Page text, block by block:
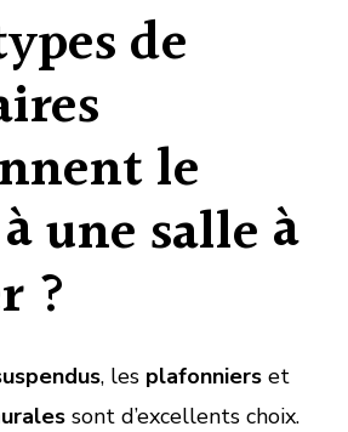
de
le
une salle à
?
, les plafonniers et
sont d’excellents choix.